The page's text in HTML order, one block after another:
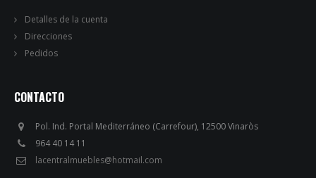
Detalles de la cuenta
Direcciones
Pedidos
CONTACTO
Pol. Ind. Portal Mediterráneo (Carrefour), 12500 Vinaròs
964 40 14 11
lacentralmuebles@hotmail.com